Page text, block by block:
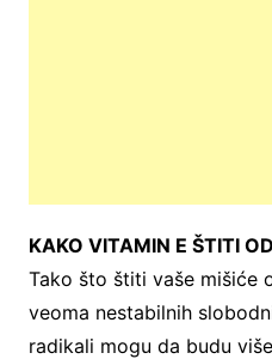
KAKO VITAMIN E ŠTITI
Tako što štiti vaše mišiće
veoma nestabilnih
radikali mogu da budu